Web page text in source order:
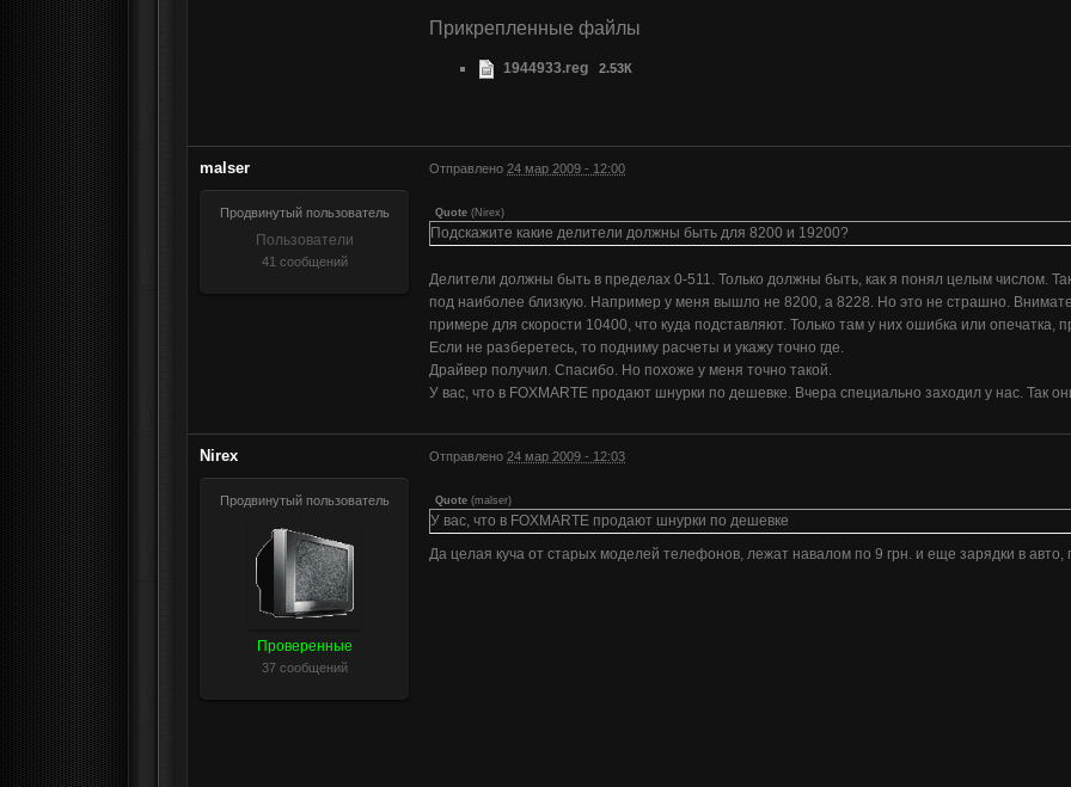
Прикрепленные файлы
1944933.reg 2.53К
malser Отправлено24 мар 2009 - 12:00
Продвинутый пользователь
Пользователи
41 сообщений
Quote (Nirex)
Подскажите какие делители должны быть для 8200 и 19200?
Делители должны быть в пределах 0-511. Только должны быть, как я понял целым числом.
под наиболее близкую. Например у меня вышло не 8200, а 8228. Но это не страшно.
примере для скорости 10400, что куда подставляют. Только там у них ошибка или опечатка,
Если не разберетесь, то подниму расчеты и укажу точно где.
Драйвер получил. Спасибо. Но похоже у меня точно такой.
У вас, что в FOXMARTE продают шнурки по дешевке. Вчера специально заходил у нас. Так
Nirex Отправлено24 мар 2009 - 12:03
Продвинутый пользователь
Проверенные
37 сообщений
Quote (malser)
У вас, что в FOXMARTE продают шнурки по дешевке
Да целая куча от старых моделей телефонов, лежат навалом по 9 грн. и еще зарядки в авто,